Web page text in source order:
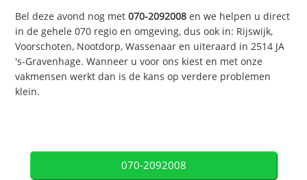
Bel deze avond nog met070-2092008 en we helpen u direct
in de gehele 070 regio en omgeving, dus ook in: Rijswijk,
Voorschoten, Nootdorp, Wassenaar en uiteraard in 2514 JA
's-Gravenhage. Wanneer u voor ons kiest en met onze
vakmensen werkt dan is de kans op verdere problemen
klein.
070-2092008